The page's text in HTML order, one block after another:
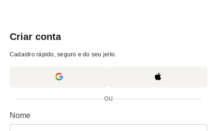
Criar conta
Cadastro rápido, seguro e do seu jeito.
ou
Nome